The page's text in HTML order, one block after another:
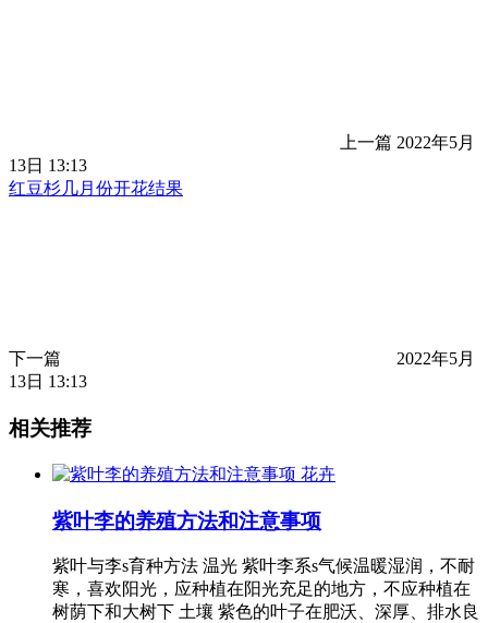
上一篇 2022年5月
13日 13:13
红豆杉几月份开花结果
下一篇
2022年5月
13日 13:13
相关推荐
花卉
紫叶李的养殖方法和注意事项
紫叶与李s育种方法 温光 紫叶李系s气候温暖湿润，不耐
寒，喜欢阳光，应种植在阳光充足的地方，不应种植在
树荫下和大树下 土壤 紫色的叶子在肥沃、深厚、排水良